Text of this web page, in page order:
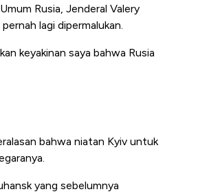
Rusia, Jenderal Valery
lagi dipermalukan.
keyakinan saya bahwa Rusia
bahwa niatan Kyiv untuk
yang sebelumnya